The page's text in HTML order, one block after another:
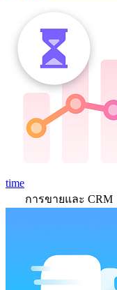
time
การขายและ CRM